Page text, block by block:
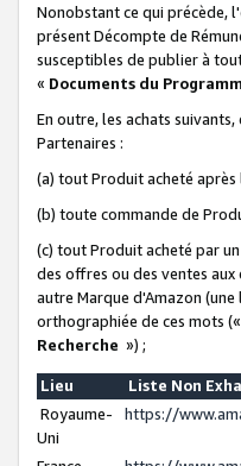
Nonobstant ce qui précède,
présent Décompte de
susceptibles de publier à
« Documents du
En outre, les achats
Partenaires :
(a) tout Produit acheté
(b) toute commande de
(c) tout Produit acheté par
des offres ou des ventes
autre Marque d'Amazon
orthographiée de ces mots
Recherche ») ;
Lieu
Liste Non
Royaume-
Uni
https://